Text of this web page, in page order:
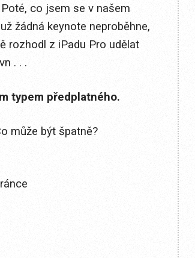
co jsem se v našem
žádná keynote neproběhne,
rozhodl z iPadu Pro udělat
. . .
typem předplatného.
může být špatně?